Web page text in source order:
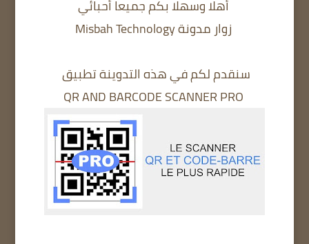
أهلا وسهلا بكم جميعا أحبائي
زوار مدونة Misbah Technology
سنقدم لكم في هذه التدوينة تطبيق
QR AND BARCODE SCANNER PRO